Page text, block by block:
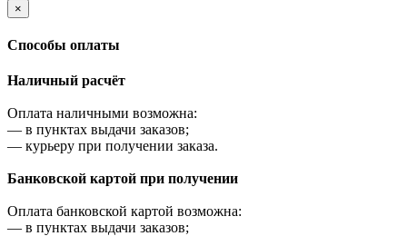
×
Cпособы оплаты
Наличный расчёт
Оплата наличными возможна:
— в пунктах выдачи заказов;
— курьеру при получении заказа.
Банковской картой при получении
Оплата банковской картой возможна:
— в пунктах выдачи заказов;